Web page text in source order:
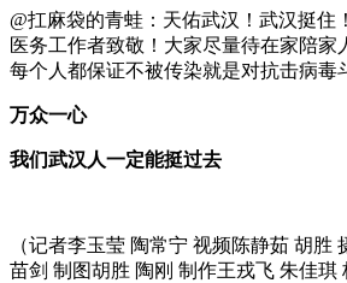
@扛麻袋的青蛙：天佑武汉！武汉挺住
医务工作者致敬！大家尽量待在家陪家
每个人都保证不被传染就是对抗击病毒
万众一心
我们武汉人一定能挺过去
（记者李玉莹 陶常宁 视频陈静茹 胡胜
苗剑 制图胡胜 陶刚 制作王戎飞 朱佳琪